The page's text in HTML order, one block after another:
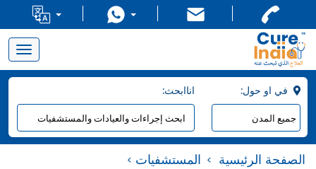
Toggle
navigation
:اناابحث
الصفحة الرئيسية المستشفيات